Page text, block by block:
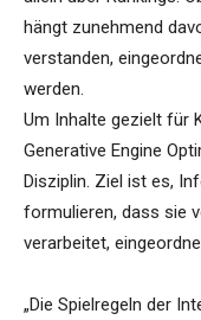
hängt zunehmend
verstanden,
werden.
Um Inhalte gezielt für
Generative Engine
Disziplin. Ziel ist es,
formulieren, dass sie
verarbeitet,
„Die Spielregeln der